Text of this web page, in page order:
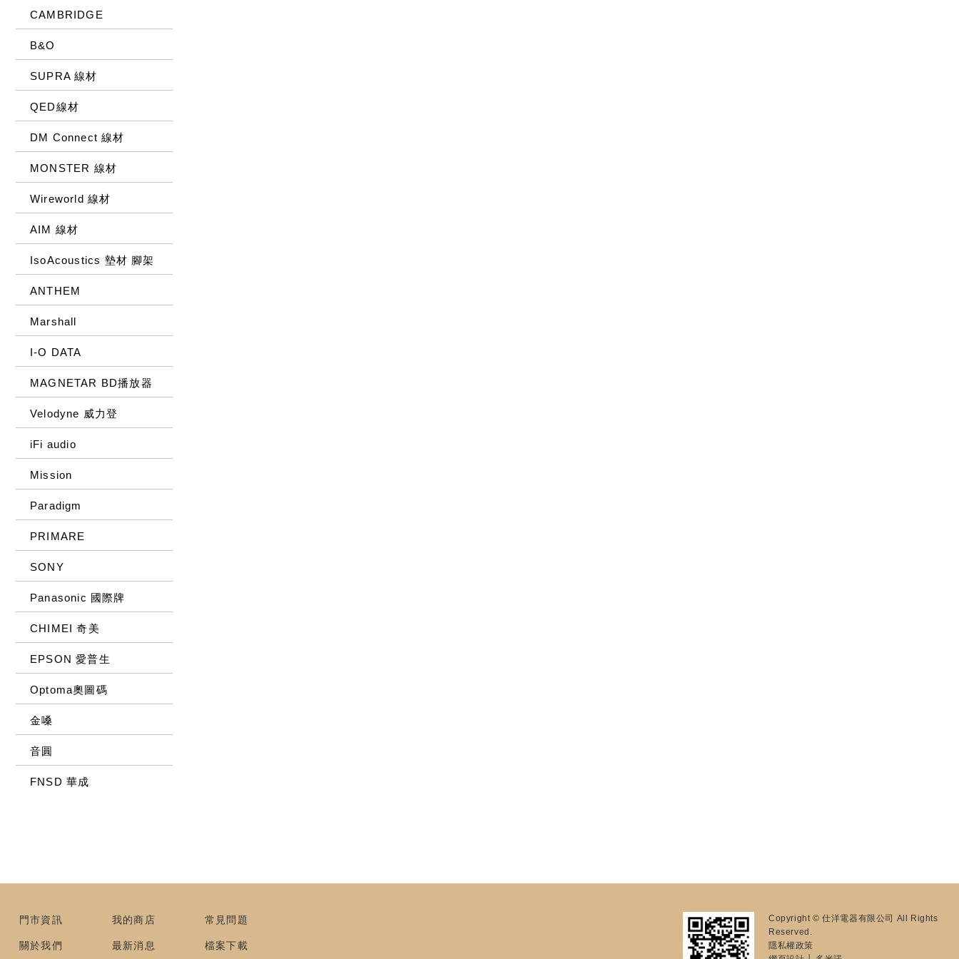
CAMBRIDGE
B&O
SUPRA 線材
QED線材
DM Connect 線材
MONSTER 線材
Wireworld 線材
AIM 線材
IsoAcoustics 墊材 腳架
ANTHEM
Marshall
I-O DATA
MAGNETAR BD播放器
Velodyne 威力登
iFi audio
Mission
Paradigm
PRIMARE
SONY
Panasonic 國際牌
CHIMEI 奇美
EPSON 愛普生
Optoma奧圖碼
金嗓
音圓
FNSD 華成
門市資訊
關於我們
我的商店
最新消息
常見問題
檔案下載
Copyright © 仕洋電器有限公司 All Rights
Reserved.
隱私權政策